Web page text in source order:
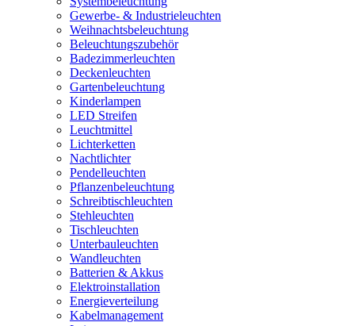
Gewerbe- & Industrieleuchten
Weihnachtsbeleuchtung
Beleuchtungszubehör
Badezimmerleuchten
Deckenleuchten
Gartenbeleuchtung
Kinderlampen
LED Streifen
Leuchtmittel
Lichterketten
Nachtlichter
Pendelleuchten
Pflanzenbeleuchtung
Schreibtischleuchten
Stehleuchten
Tischleuchten
Unterbauleuchten
Wandleuchten
Batterien & Akkus
Elektroinstallation
Energieverteilung
Kabelmanagement